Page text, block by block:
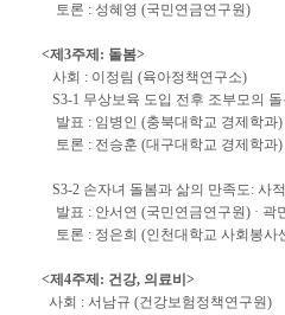
토론 : 성혜영 (국민연금연구원)
<제 3주제 : 돌봄>
사회 : 이정림 (육아정책연구소)
S3-1 무상보육 도입 전후 조부모의
발표 : 임병인 (충북대학교 경제학과)
토론 : 전승훈 (대구대학교 경제학과)
S3-2 손자녀 돌봄과 삶의 만족도: 사
발표 : 안서연 (국민연금연구원) · 곽
토론 : 정은희 (인천대학교 사회봉사
<제 4주제 : 건강, 의료비 >
사회 : 서남규 (건강보험정책연구원)